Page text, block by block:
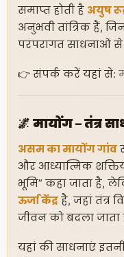
समाप्त होती है अयुष
अनुभवी तांत्रिक हैं,
परंपरागत साधनाओं से
👉 संपर्क करें यहां से:
🌌 मायोंग – तंत्र
असम का मायोंग गांव
और आध्यात्मिक
भूमि” कहा जाता है,
ऊर्जा केंद्र है, जहां तंत्र
जीवन को बदला जाता
यहां की साधनाएं